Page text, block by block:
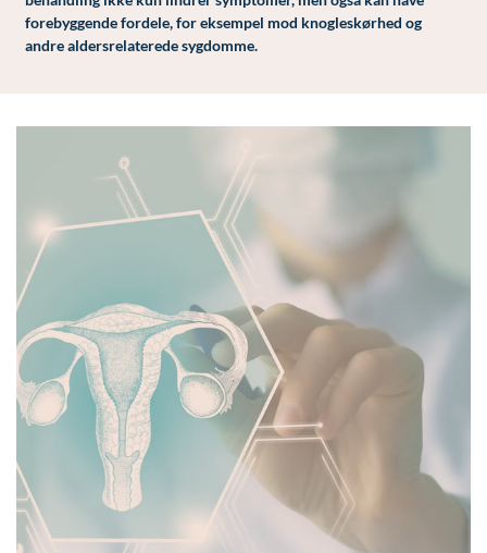
forebyggende fordele, for eksempel mod knogleskørhed og
andre aldersrelaterede sygdomme.